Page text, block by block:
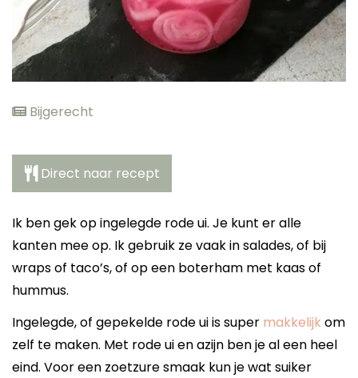
Bijgerecht
Direct naar recept
Ik ben gek op ingelegde rode ui. Je kunt er alle
kanten mee op. Ik gebruik ze vaak in salades, of bij
wraps of taco’s, of op een boterham met kaas of
hummus.
Ingelegde, of gepekelde rode ui is super makkelijk om
zelf te maken. Met rode ui en azijn ben je al een heel
eind. Voor een zoetzure smaak kun je wat suiker